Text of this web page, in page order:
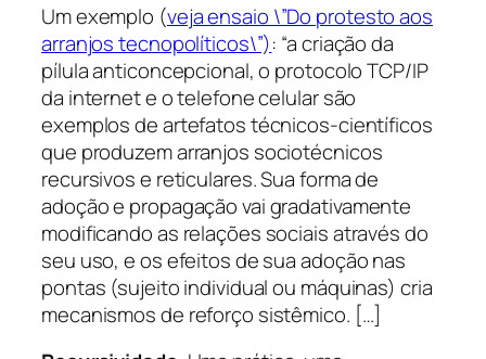
Um exemplo (veja ensaio \”Do protesto aos
arranjos tecnopolíticos\”): “a criação da
pílula anticoncepcional, o protocolo TCP/IP
da internet e o telefone celular são
exemplos de artefatos técnicos-científicos
que produzem arranjos sociotécnicos
recursivos e reticulares. Sua forma de
adoção e propagação vai gradativamente
modificando as relações sociais através do
seu uso, e os efeitos de sua adoção nas
pontas (sujeito individual ou máquinas) cria
mecanismos de reforço sistêmico. […]